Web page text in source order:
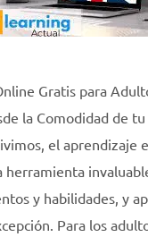
Gratis para
la Comodidad de
el aprendizaje
herramienta
y habilidades, y
Para los